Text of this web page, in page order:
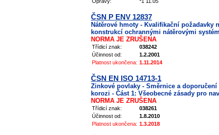
ČSN P ENV 12837
Nátěrové hmoty - Kvalifikační
konstrukcí ochrannými nátěrovými
NORMA JE ZRUŠENA
Třídicí znak:
038242
Účinnost od:
1.2.2001
Platnost ukončena: 1.11.2014
ČSN EN ISO 14713-1
Zinkové povlaky - Směrnice a
korozi - Část 1: Všeobecné zásady pro
NORMA JE ZRUŠENA
Třídicí znak:
038261
Účinnost od:
1.8.2010
Platnost ukončena: 1.3.2018